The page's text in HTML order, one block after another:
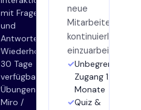
mit Fragen
und
Antworten
Wiederholung
30 Tage
verfügbar
Übungen
Miro /
neue
Mitarbeiter
kontinuierlich
einzuarbeiten.
Unbegrenzter
Zugang 12
Monate
Quiz &